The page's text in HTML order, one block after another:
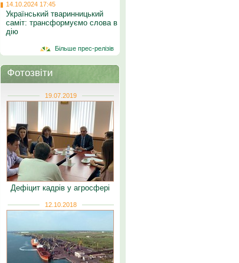
14.10.2024 17:45
Український тваринницький
саміт: трансформуємо слова в
дію
Більше прес-релізів
Фотозвіти
19.07.2019
Дефіцит кадрів у агросфері
12.10.2018